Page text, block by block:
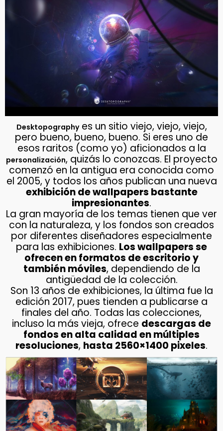
Desktopographyes un sitio viejo, viejo, viejo,
pero bueno, bueno, bueno. Si eres uno de
esos raritos (como yo) aficionados a la
personalización, quizás lo conozcas. El proyecto
comenzó en la antigua era conocida como
el 2005, y todos los años publican una nueva
exhibición de wallpapers bastante
impresionantes.
La gran mayoría de los temas tienen que ver
con la naturaleza, y los fondos son creados
por diferentes diseñadores especialmente
para las exhibiciones. Los wallpapers se
ofrecen en formatos de escritorio y
también móviles, dependiendo de la
antigüedad de la colección.
Son 13 años de exhibiciones, la última fue la
edición 2017, pues tienden a publicarse a
finales del año. Todas las colecciones,
incluso la más vieja, ofrece descargas de
fondos en alta calidad en múltiples
resoluciones, hasta 2560×1400 pixeles.